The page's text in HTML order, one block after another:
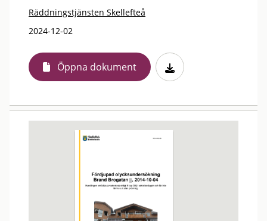
Räddningstjänsten Skellefteå
2024-12-02
Öppna dokument